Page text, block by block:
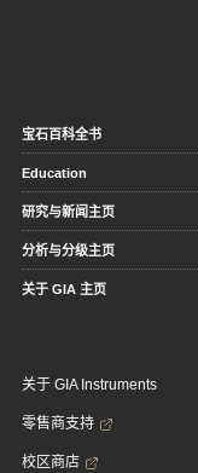
宝石百科全书
Education
研究与新闻主页
分析与分级主页
关于 GIA 主页
关于 GIA Instruments
零售商支持
校区商店